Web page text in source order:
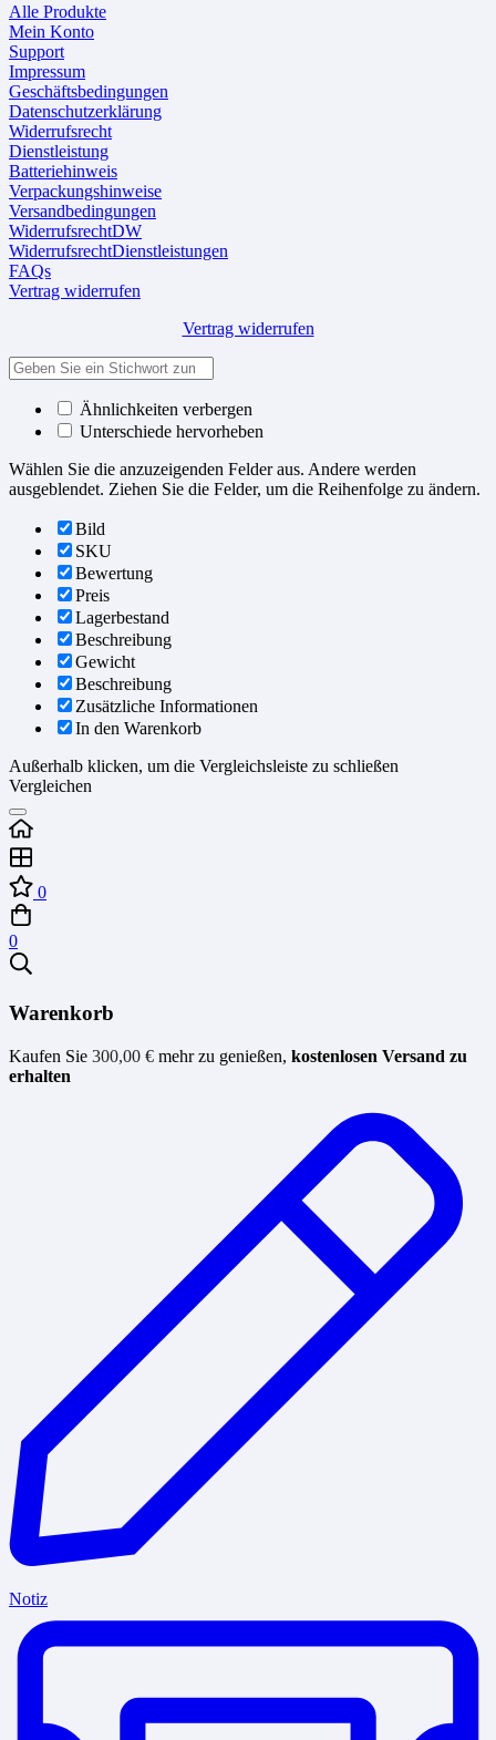
Alle Produkte
Mein Konto
Support
Impressum
Geschäftsbedingungen
Datenschutzerklärung
Widerrufsrecht
Dienstleistung
Batteriehinweis
Verpackungshinweise
Versandbedingungen
WiderrufsrechtDW
WiderrufsrechtDienstleistungen
FAQs
Vertrag widerrufen
Vertrag widerrufen
Ähnlichkeiten verbergen
Unterschiede hervorheben
Wählen Sie die anzuzeigenden Felder aus. Andere werden
ausgeblendet. Ziehen Sie die Felder, um die Reihenfolge zu ändern.
Bild
SKU
Bewertung
Preis
Lagerbestand
Beschreibung
Gewicht
Beschreibung
Zusätzliche Informationen
In den Warenkorb
Außerhalb klicken, um die Vergleichsleiste zu schließen
Vergleichen
0
0
Warenkorb
Kaufen Sie 300,00 € mehr zu genießen, kostenlosen Versand zu
erhalten
Notiz